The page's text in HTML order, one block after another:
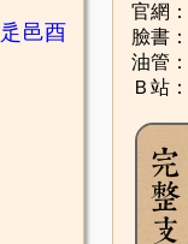
辵 邑酉
官網：
臉書：
油管：
Ｂ站：